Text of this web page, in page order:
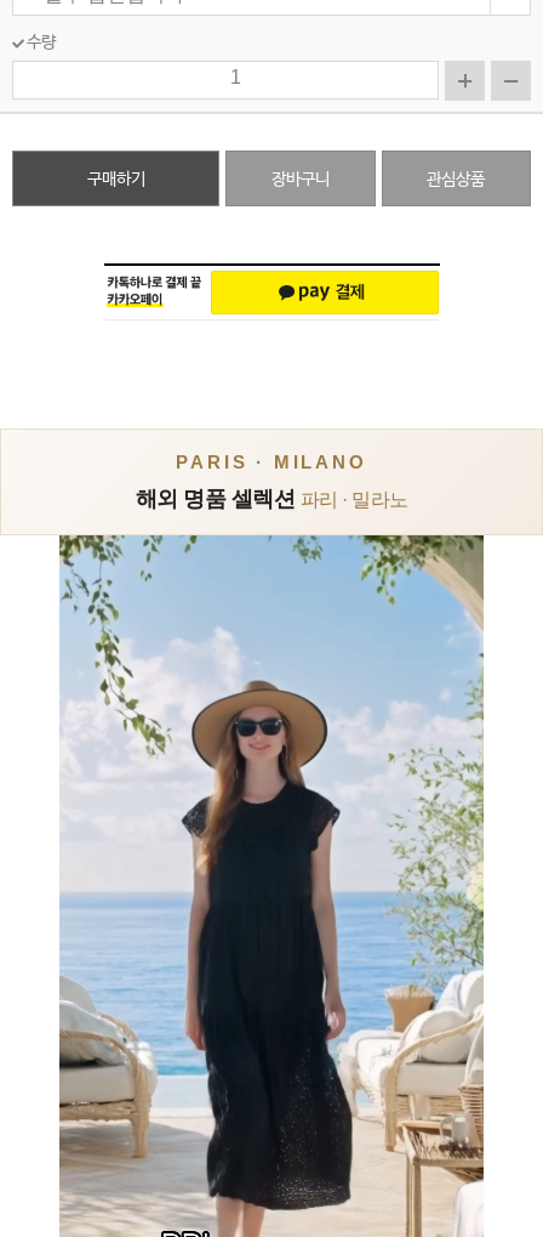
수량
구매하기 장바구니 관심상품
PARIS · MILANO
해외 명품 셀렉션 파리 · 밀라노